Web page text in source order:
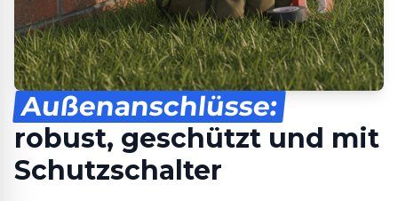
Außenanschlüsse:
robust, geschützt und mit
Schutzschalter